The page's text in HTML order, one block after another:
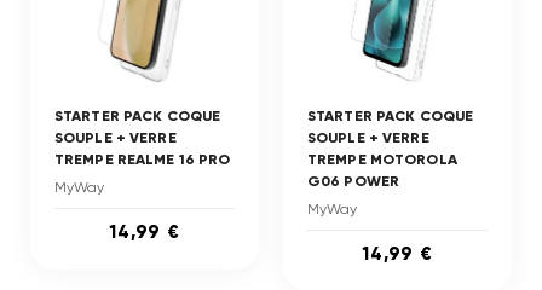
STARTER PACK COQUE
SOUPLE + VERRE
TREMPE REALME 16 PRO
MyWay
14,99 €
STARTER PACK COQUE
SOUPLE + VERRE
TREMPE MOTOROLA
G06 POWER
MyWay
14,99 €